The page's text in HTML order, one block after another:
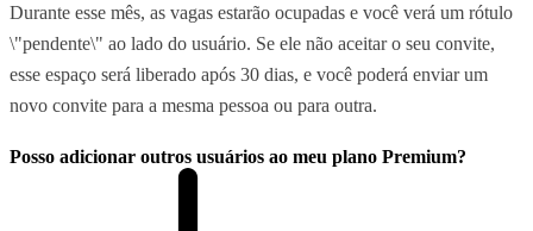
Durante esse mês, as vagas estarão ocupadas e você verá um rótulo
\"pendente\" ao lado do usuário. Se ele não aceitar o seu convite,
esse espaço será liberado após 30 dias, e você poderá enviar um
novo convite para a mesma pessoa ou para outra.
Posso adicionar outros usuários ao meu plano Premium?